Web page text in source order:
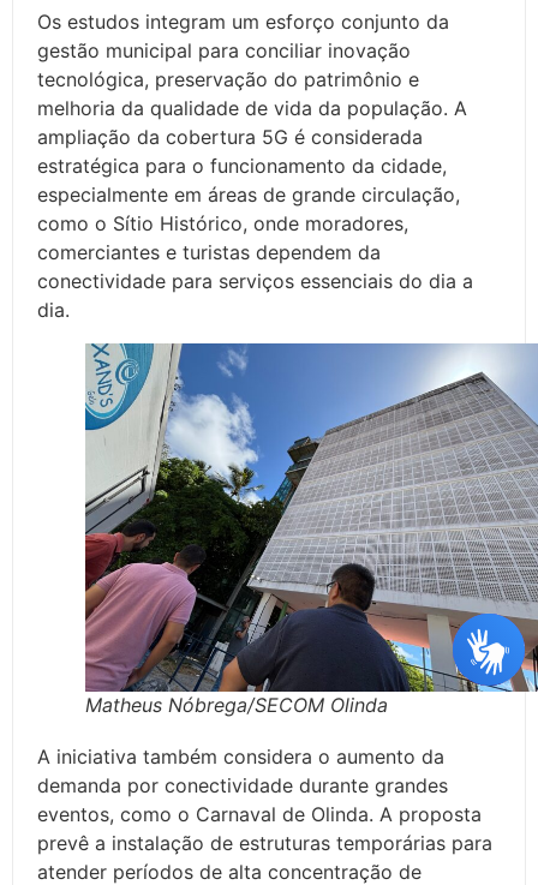
Os estudos integram um esforço conjunto da
gestão municipal para conciliar inovação
tecnológica, preservação do patrimônio e
melhoria da qualidade de vida da população. A
ampliação da cobertura 5G é considerada
estratégica para o funcionamento da cidade,
especialmente em áreas de grande circulação,
como o Sítio Histórico, onde moradores,
comerciantes e turistas dependem da
conectividade para serviços essenciais do dia a
dia.
Matheus Nóbrega/SECOM Olinda
A iniciativa também considera o aumento da
demanda por conectividade durante grandes
eventos, como o Carnaval de Olinda. A proposta
prevê a instalação de estruturas temporárias para
atender períodos de alta concentração de